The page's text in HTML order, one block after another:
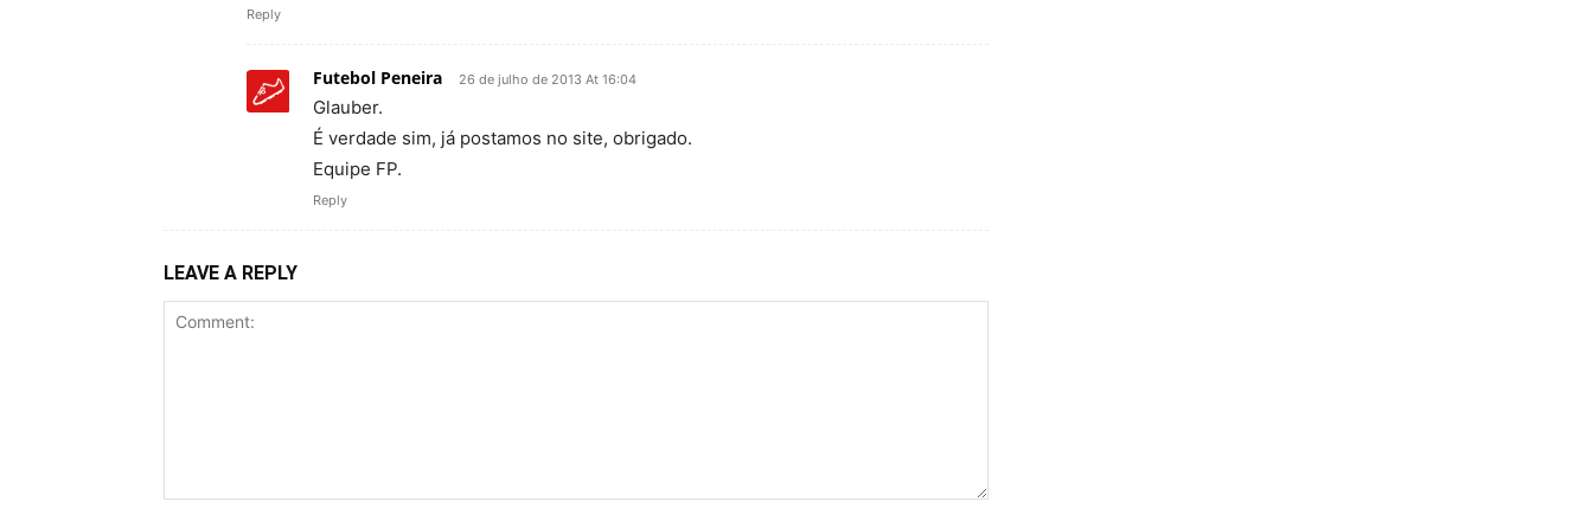
Reply
Futebol Peneira 26 de julho de 2013 At 16:04
Glauber.
É verdade sim, já postamos no site, obrigado.
Equipe FP.
Reply
LEAVE A REPLY